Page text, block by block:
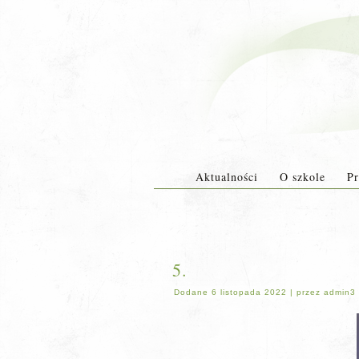
Aktualności O szkole
5.
Dodane 6 listopada 2022 | przez admin3